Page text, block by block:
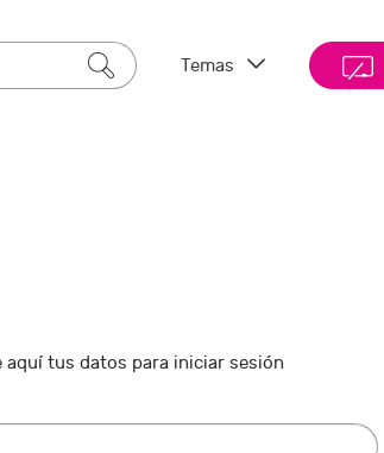
Temas
aquí tus datos para iniciar sesión